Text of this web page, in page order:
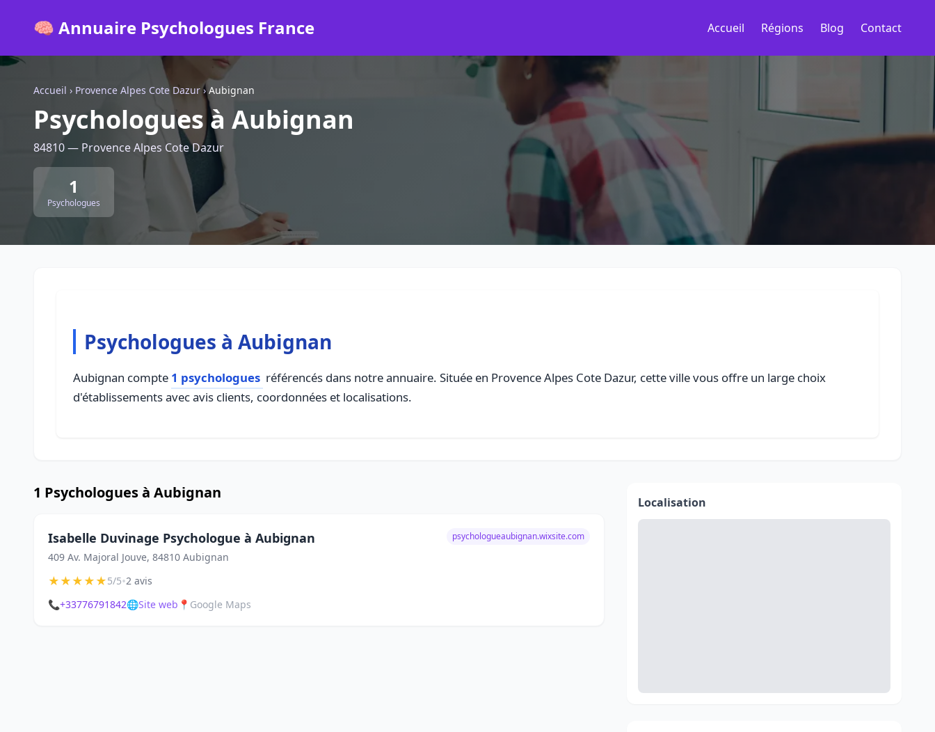
🧠 Annuaire Psychologues France Accueil Régions Blog Contact
Accueil › Provence Alpes Cote Dazur›Aubignan
Psychologues à Aubignan
84810 — Provence Alpes Cote Dazur
1
Psychologues
Psychologues à Aubignan
Aubignan compte 1 psychologues référencés dans notre annuaire. Située en Provence Alpes Cote Dazur, cette ville vous offre un large choix
d'établissements avec avis clients, coordonnées et localisations.
1 Psychologues à Aubignan
Isabelle Duvinage Psychologue à Aubignan
409 Av. Majoral Jouve, 84810 Aubignan
psychologueaubignan.wixsite.com
★★★★★5/5•2 avis
📞+33776791842🌐Site web 📍 Google Maps
Localisation